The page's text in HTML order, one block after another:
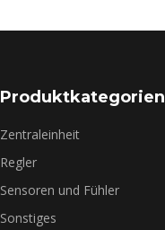
Produktkategorien
Zentraleinheit
Regler
Sensoren und Fühler
Sonstiges